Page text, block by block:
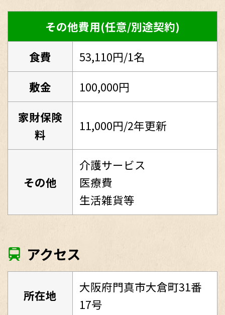
その他費用(任意/別途契約)
食費
53,110円/1名
敷金
100,000円
家財保険
料
11,000円/2年更新
その他
介護サービス
医療費
生活雑貨等
アクセス
所在地
大阪府門真市大倉町31番
17号